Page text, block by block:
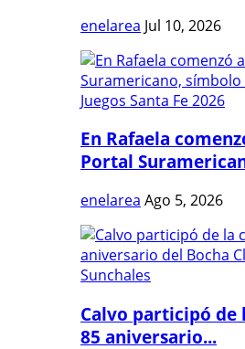
enelarea Jul 10, 2026
En Rafaela
Portal
enelarea Ago 5, 2026
Calvo participó de
85 aniversario...